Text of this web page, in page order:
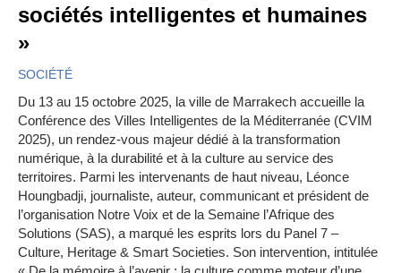
sociétés intelligentes et humaines
»
SOCIÉTÉ
Du 13 au 15 octobre 2025, la ville de Marrakech accueille la
Conférence des Villes Intelligentes de la Méditerranée (CVIM
2025), un rendez-vous majeur dédié à la transformation
numérique, à la durabilité et à la culture au service des
territoires. Parmi les intervenants de haut niveau, Léonce
Houngbadji, journaliste, auteur, communicant et président de
l’organisation Notre Voix et de la Semaine l’Afrique des
Solutions (SAS), a marqué les esprits lors du Panel 7 –
Culture, Heritage & Smart Societies. Son intervention, intitulée